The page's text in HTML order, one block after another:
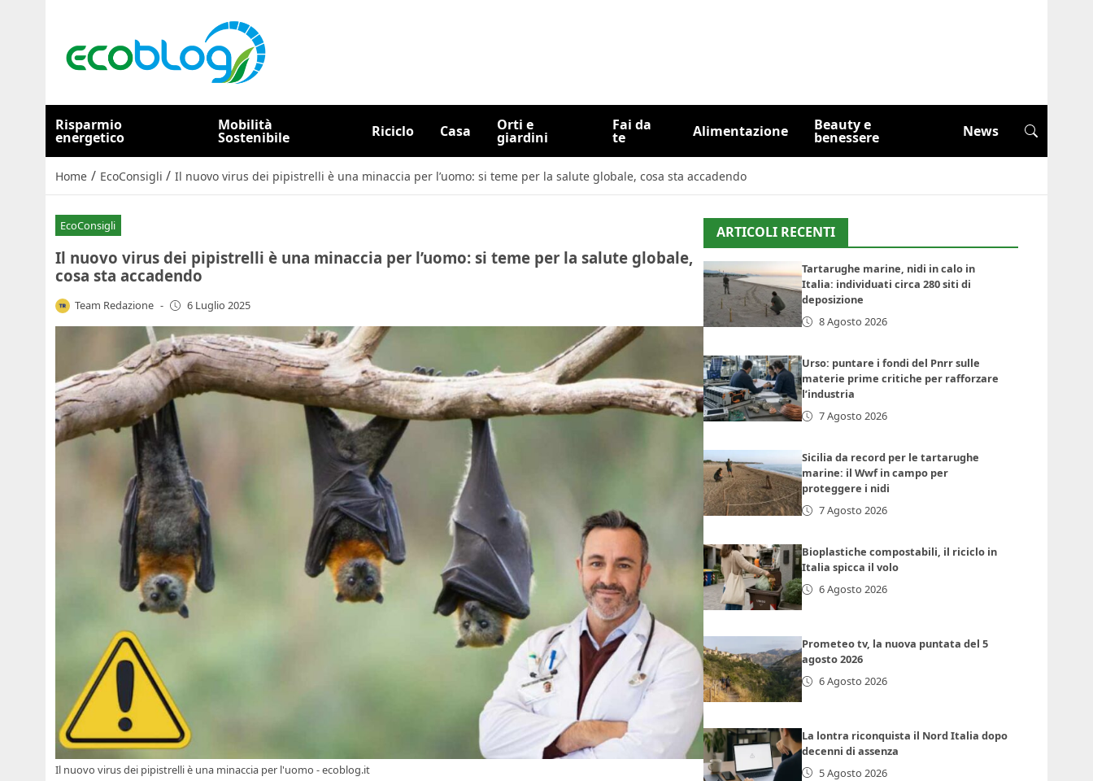
Risparmio
energetico
Mobilità
Sostenibile Riciclo Casa Orti e
giardini
Fai da
te Alimentazione Beauty e
benessere News
Home / EcoConsigli / Il nuovo virus dei pipistrelli è una minaccia per l’uomo: si teme per la salute globale, cosa sta accadendo
EcoConsigli
Il nuovo virus dei pipistrelli è una minaccia per l’uomo: si teme per la salute globale,
cosa sta accadendo
Team Redazione - 6 Luglio 2025
Il nuovo virus dei pipistrelli è una minaccia per l'uomo - ecoblog.it
ARTICOLI RECENTI
Tartarughe marine, nidi in calo in
Italia: individuati circa 280 siti di
deposizione
8 Agosto 2026
Urso: puntare i fondi del Pnrr sulle
materie prime critiche per rafforzare
l’industria
7 Agosto 2026
Sicilia da record per le tartarughe
marine: il Wwf in campo per
proteggere i nidi
7 Agosto 2026
Bioplastiche compostabili, il riciclo in
Italia spicca il volo
6 Agosto 2026
Prometeo tv, la nuova puntata del 5
agosto 2026
6 Agosto 2026
La lontra riconquista il Nord Italia dopo
decenni di assenza
5 Agosto 2026